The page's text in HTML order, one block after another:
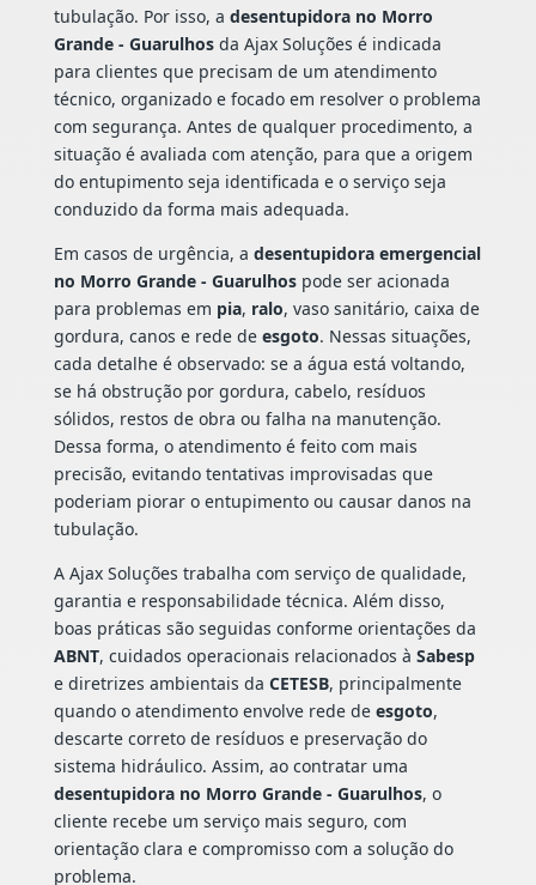
tubulação. Por isso, a desentupidora no Morro
Grande - Guarulhosda Ajax Soluções é indicada
para clientes que precisam de um atendimento
técnico, organizado e focado em resolver o problema
com segurança. Antes de qualquer procedimento, a
situação é avaliada com atenção, para que a origem
do entupimento seja identificada e o serviço seja
conduzido da forma mais adequada.
Em casos de urgência, a desentupidora emergencial
no Morro Grande - Guarulhospode ser acionada
para problemas em pia, ralo, vaso sanitário, caixa de
gordura, canos e rede de esgoto. Nessas situações,
cada detalhe é observado: se a água está voltando,
se há obstrução por gordura, cabelo, resíduos
sólidos, restos de obra ou falha na manutenção.
Dessa forma, o atendimento é feito com mais
precisão, evitando tentativas improvisadas que
poderiam piorar o entupimento ou causar danos na
tubulação.
A Ajax Soluções trabalha com serviço de qualidade,
garantia e responsabilidade técnica. Além disso,
boas práticas são seguidas conforme orientações da
ABNT, cuidados operacionais relacionados à Sabesp
e diretrizes ambientais da CETESB, principalmente
quando o atendimento envolve rede de esgoto,
descarte correto de resíduos e preservação do
sistema hidráulico. Assim, ao contratar uma
desentupidora no Morro Grande - Guarulhos, o
cliente recebe um serviço mais seguro, com
orientação clara e compromisso com a solução do
problema.